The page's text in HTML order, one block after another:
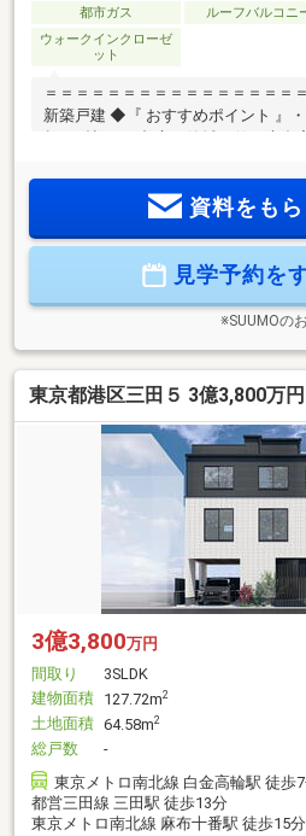
都市ガス ルーフバルコニ
ウォークインクローゼ
ット
＝＝＝＝＝＝＝＝＝＝＝＝＝
新築戸建 ◆『 おすすめポイント 』
を一望するプライベートテラス『 設
キッチン…家族との会話が弾む洗練
な愛車を雨風から守る安心の設計──
ト・トラストへ ──＝＝＝＝＝＝＝
資料をも
見学予約を
※SUUMOの
東京都港区三田５ 3億3,800万
3億3,800万円
間取り
3SLDK
建物面積 127.72m2
土地面積 64.58m2
総戸数
-
東京メトロ南北線 白金高輪駅 徒歩
都営三田線 三田駅 徒歩13分
東京メトロ南北線 麻布十番駅 徒歩15分